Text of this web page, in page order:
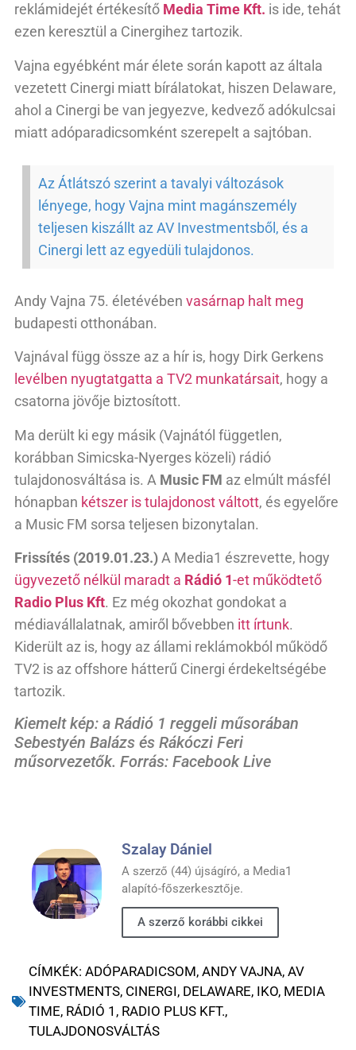
reklámidejét értékesítő Media Time Kft. is ide, tehát
ezen keresztül a Cinergihez tartozik.
Vajna egyébként már élete során kapott az általa
vezetett Cinergi miatt bírálatokat, hiszen Delaware,
ahol a Cinergi be van jegyezve, kedvező adókulcsai
miatt adóparadicsomként szerepelt a sajtóban.
Az Átlátszó szerint a tavalyi változások
lényege, hogy Vajna mint magánszemély
teljesen kiszállt az AV Investmentsből, és a
Cinergi lett az egyedüli tulajdonos.
Andy Vajna 75. életévében vasárnap halt meg
budapesti otthonában.
Vajnával függ össze az a hír is, hogy Dirk Gerkens
levélben nyugtatgatta a TV2 munkatársait, hogy a
csatorna jövője biztosított.
Ma derült ki egy másik (Vajnától független,
korábban Simicska-Nyerges közeli) rádió
tulajdonosváltása is. A Music FM az elmúlt másfél
hónapban kétszer is tulajdonost váltott, és egyelőre
a Music FM sorsa teljesen bizonytalan.
Frissítés (2019.01.23.)A Media1 észrevette, hogy
ügyvezető nélkül maradt a Rádió 1-et működtető
Radio Plus Kft. Ez még okozhat gondokat a
médiavállalatnak, amiről bővebben itt írtunk.
Kiderült az is, hogy az állami reklámokból működő
TV2 is az offshore hátterű Cinergi érdekeltségébe
tartozik.
Kiemelt kép: a Rádió 1 reggeli műsorában
Sebestyén Balázs és Rákóczi Feri
műsorvezetők. Forrás: Facebook Live
Szalay Dániel
A szerző (44) újságíró, a Media1
alapító-főszerkesztője.
A szerző korábbi cikkei
CÍMKÉK: ADÓPARADICSOM, ANDY VAJNA, AV
INVESTMENTS, CINERGI, DELAWARE, IKO, MEDIA
TIME, RÁDIÓ 1 , RADIO PLUS KFT.,
TULAJDONOSVÁLTÁS